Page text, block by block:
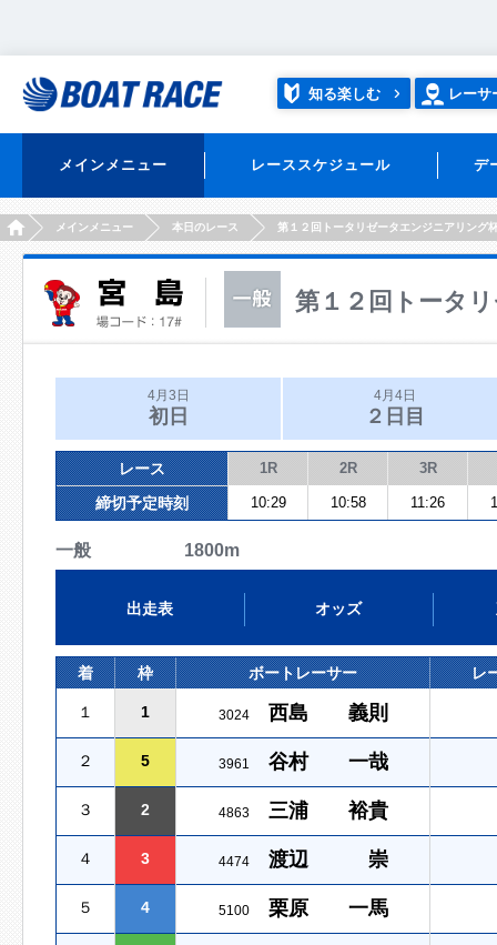
知る楽しむ レーサ
メインメニュー レーススケジュール デ
HOMEメインメニュー 本日のレース 第１２回トータリゼータエンジニアリング
第１２回トータ
4月3日
初日
4月4日
２日目
レース 1R 2R 3R
締切予定時刻 10:29 10:58 11:26
一般 1800m
出走表 オッズ
着 枠 ボートレーサー レ
１ 1 3024 西島 義則
２ 5 3961 谷村 一哉
３ 2 4863 三浦 裕貴
４ 3 4474 渡辺 崇
５ 4 5100 栗原 一馬